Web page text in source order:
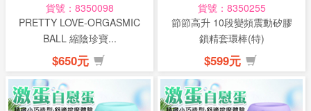
發
說
貨號：8350098
PRETTY LOVE-ORGASMIC
BALL 縮陰珍寶...
$650元
貨號：8350255
節節高升 10段變頻震動矽膠
鎖精套環棒(特)
$599元